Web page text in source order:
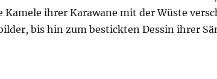
Kamele ihrer Karawane mit der Wüste
bis hin zum bestickten Dessin ihrer